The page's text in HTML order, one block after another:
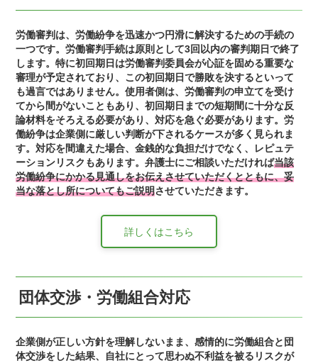
労働審判は、労働紛争を迅速かつ円滑に解決するための手続の
一つです。労働審判手続は原則として3回以内の審判期日で終了
します。特に初回期日は労働審判委員会が心証を固める重要な
審理が予定されており、この初回期日で勝敗を決するといって
も過言ではありません。使用者側は、労働審判の申立てを受け
てから間がないこともあり、初回期日までの短期間に十分な反
論材料をそろえる必要があり、対応を急ぐ必要があります。労
働紛争は企業側に厳しい判断が下されるケースが多く見られま
す。対応を間違えた場合、金銭的な負担だけでなく、レピュテ
ーションリスクもあります。弁護士にご相談いただければ当該
労働紛争にかかる見通しをお伝えさせていただくとともに、妥
当な落とし所についてもご説明させていただきます。
詳しくはこちら
団体交渉・労働組合対応
企業側が正しい方針を理解しないまま、感情的に労働組合と団
体交渉をした結果、自社にとって思わぬ不利益を被るリスクが